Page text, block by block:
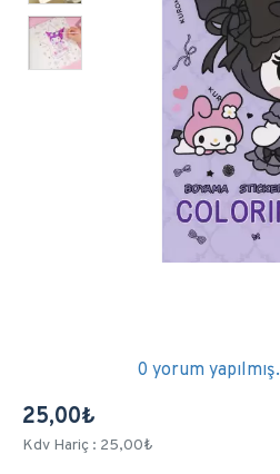
0 yorum yapılmış.
25,00₺
Kdv Hariç : 25,00₺